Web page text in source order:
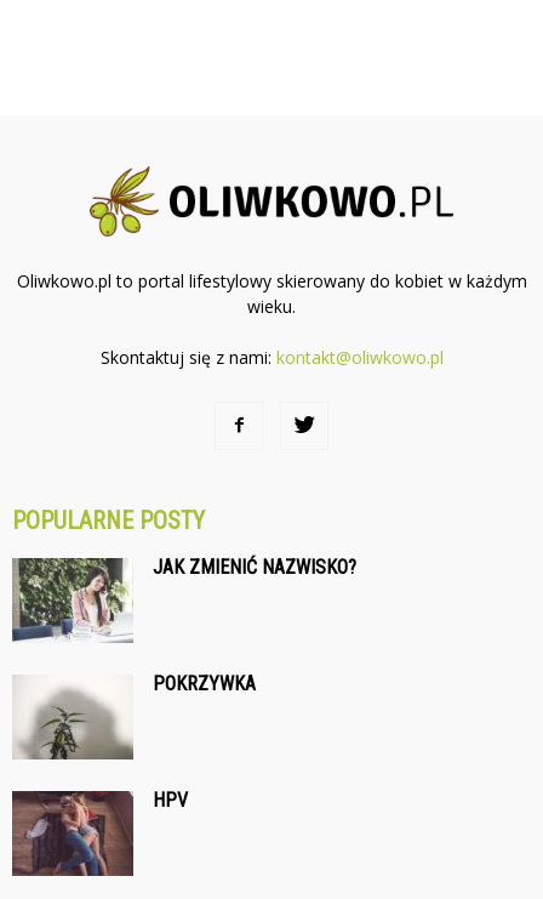
Oliwkowo.pl to portal lifestylowy skierowany do kobiet w każdym
wieku.
Skontaktuj się z nami: kontakt@oliwkowo.pl
POPULARNE POSTY
JAK ZMIENIĆ NAZWISKO?
POKRZYWKA
HPV